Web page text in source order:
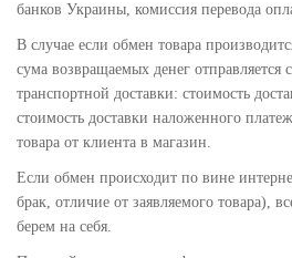
банков Украины, комиссия перевода
В случае если обмен товара
сума возвращаемых денег отправляется
транспортной доставки: стоимость
стоимость доставки наложенного
товара от клиента в магазин.
Если обмен происходит по вине
брак, отличие от заявляемого товара),
берем на себя.